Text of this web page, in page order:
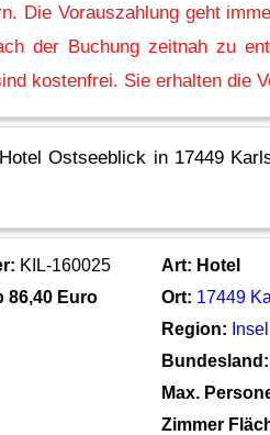
Die Vorauszahlung geht
der Buchung zeitnah zu
kostenfrei. Sie erhalten die
Ostseeblick in 17449
KIL-160025
86,40 Euro
Art: Hotel
Ort: 17449
Region:
Bundesland:
Max.
Zimmer